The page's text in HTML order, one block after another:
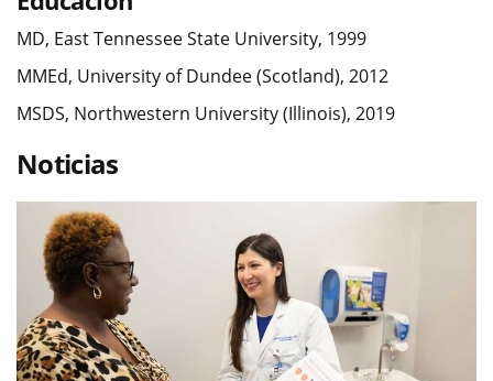
MD, East Tennessee State University, 1999
MMEd, University of Dundee (Scotland), 2012
MSDS, Northwestern University (Illinois), 2019
Noticias